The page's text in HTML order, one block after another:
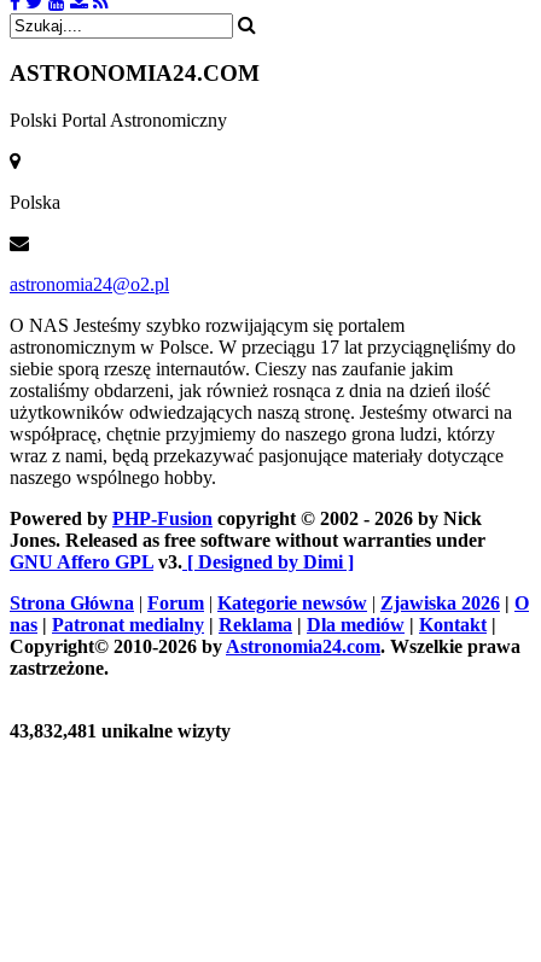
ASTRONOMIA24.COM
Polski Portal Astronomiczny
Polska
astronomia24@o2.pl
O NAS Jesteśmy szybko rozwijającym się portalem
astronomicznym w Polsce. W przeciągu 17 lat przyciągnęliśmy do
siebie sporą rzeszę internautów. Cieszy nas zaufanie jakim
zostaliśmy obdarzeni, jak również rosnąca z dnia na dzień ilość
użytkowników odwiedzających naszą stronę. Jesteśmy otwarci na
współpracę, chętnie przyjmiemy do naszego grona ludzi, którzy
wraz z nami, będą przekazywać pasjonujące materiały dotyczące
naszego wspólnego hobby.
Powered by PHP-Fusion copyright © 2002 - 2026 by Nick
Jones. Released as free software without warranties under
GNU Affero GPL v3. [ Designed by Dimi ]
Strona Główna | Forum | Kategorie newsów | Zjawiska 2026 | O
nas | Patronat medialny | Reklama | Dla mediów | Kontakt |
Copyright© 2010-2026 by Astronomia24.com. Wszelkie prawa
zastrzeżone.
43,832,481 unikalne wizyty